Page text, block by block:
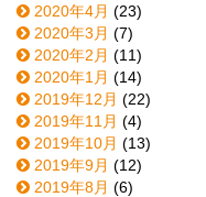
2020年4月 (23)
2020年3月 (7)
2020年2月 (11)
2020年1月 (14)
2019年12月 (22)
2019年11月 (4)
2019年10月 (13)
2019年9月 (12)
2019年8月 (6)